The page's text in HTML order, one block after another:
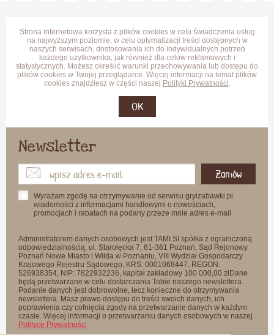
Strona internetowa korzysta z plików cookies w celu świadczenia usług
na najwyższym poziomie, w celu optymalizacji treści dostępnych w
naszych serwisach, dostosowania ich do indywidualnych potrzeb
każdego użytkownika, jak również dla celów reklamowych i
statystycznych. Możesz określić warunki przechowywania lub dostępu do
plików cookies w Twojej przeglądarce. Więcej informacji na temat plików
cookies znajdziesz w części naszej Polityki Prywatności.
OK
Newsletter
Zamów
Wyrażam zgodę na otrzymywanie od serwisu gryizabawki.pl
wiadomości z informacjami handlowymi o nowościach,
promocjach i rabatach na podany przeze mnie adres e-mail
Administratorem danych osobowych jest TAMI SI spółka z ograniczoną
odpowiedzialnością, ul. Starołęcka 7, 61-361 Poznań, Sąd Rejonowy
Poznań Nowe Miasto i Wilda w Poznaniu, VIII Wydział Gospodarczy
Krajowego Rejestru Sądowego, KRS: 0001068447, REGON:
526938354, NIP: 7822932236, kapitał zakładowy 100 000,00 złDane
będą przetwarzane w celu dostarczania Tobie naszego newslettera.
Podanie danych jest dobrowolne, lecz konieczne do otrzymywania
newslettera. Masz prawo dostępu do treści swoich danych, ich
poprawienia czy cofnięcia zgody na przetwarzanie danych w każdym
czasie. Więcej informacji o przetwarzaniu danych osobowych w naszej
Polityce Prywatności